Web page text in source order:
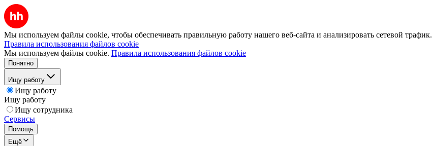
Мы используем файлы cookie, чтобы обеспечивать правильную работу нашего веб-сайта и анализировать сетевой трафик.
Правила использования файлов cookie
Мы используем файлы cookie. Правила использования файлов cookie
Понятно
Ищу работу
Ищу работу
Ищу работу
Ищу сотрудника
Сервисы
Помощь
Ещё